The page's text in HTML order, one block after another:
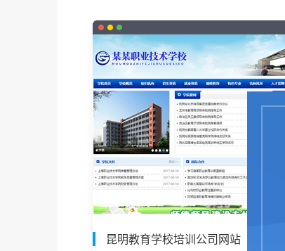
昆明教育学校培训公司网站